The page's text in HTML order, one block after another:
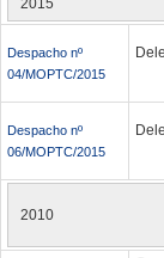
Despacho nº
04/MOPTC/2015
Despacho nº
06/MOPTC/2015
2010